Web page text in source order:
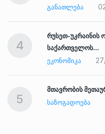
ᲒᲐᲜᲐᲗᲚᲔᲑᲐ
4
რუსეთ-უკრაინის
საქართველოს…
ᲔᲙᲝᲜᲝᲛᲘᲙᲐ
5
მთავრობის
ᲡᲐᲖᲝᲒᲐᲓᲝᲔᲑᲐ